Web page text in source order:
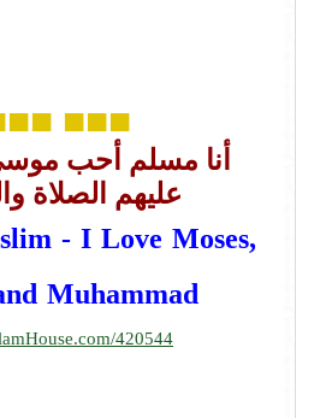
■■■
أنا مسلم أحب
عليهم الصلاة
- I Love Moses,
Muhammad
420544